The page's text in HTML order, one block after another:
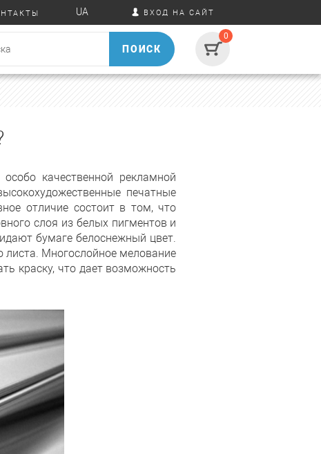
UA ВХОД НА САЙТ
ПОИСК
0
качественной рекламной
печатные
отличие состоит в том, что
слоя из белых пигментов и
бумаге белоснежный цвет.
листа. Многослойное мелование
краску, что дает возможность